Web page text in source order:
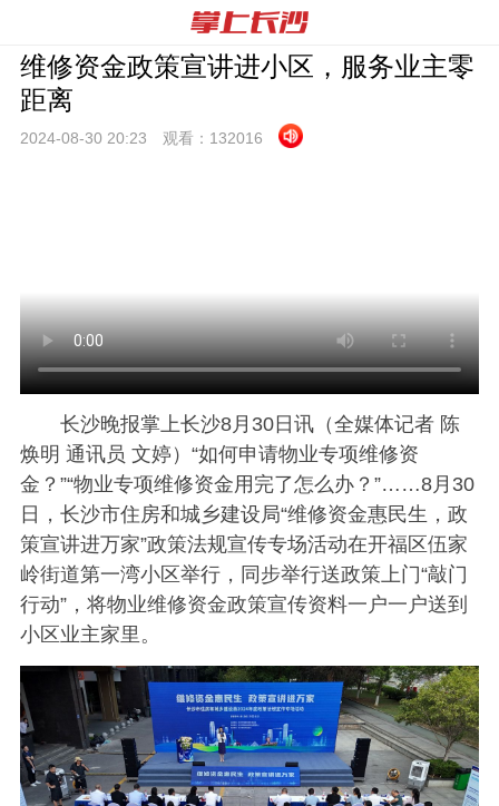
维修资金政策宣讲进小区，服务业主零
距离
2024-08-30 20:23 观看： 132016
长沙晚报掌上长沙8月30日讯（全媒体记者 陈
焕明 通讯员 文婷） “如何申请物业专项维修资
金？”“物业专项维修资金用完了怎么办？”……8月30
日，长沙市住房和城乡建设局“维修资金惠民生，政
策宣讲进万家”政策法规宣传专场活动在开福区伍家
岭街道第一湾小区举行，同步举行送政策上门“敲门
行动”，将物业维修资金政策宣传资料一户一户送到
小区业主家里。